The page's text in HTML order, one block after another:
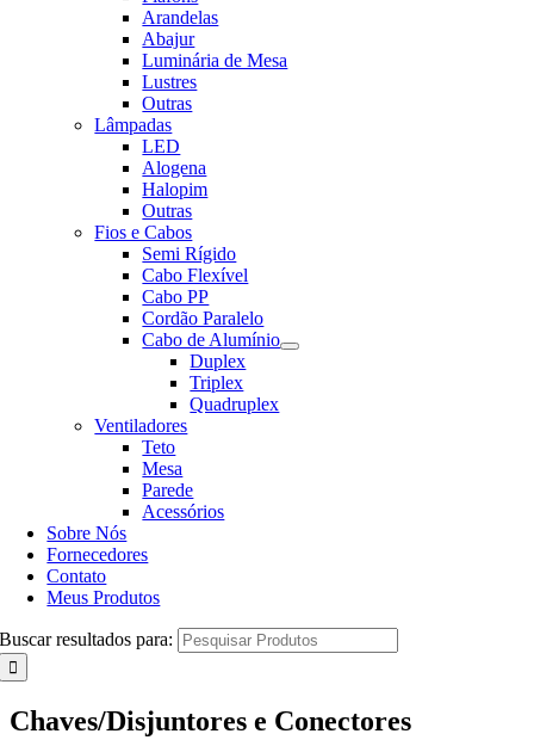
Arandelas
Abajur
Luminária de Mesa
Lustres
Outras
Lâmpadas
LED
Alogena
Halopim
Outras
Fios e Cabos
Semi Rígido
Cabo Flexível
Cabo PP
Cordão Paralelo
Cabo de Alumínio
Duplex
Triplex
Quadruplex
Ventiladores
Teto
Mesa
Parede
Acessórios
Sobre Nós
Fornecedores
Contato
Meus Produtos
Buscar resultados para:
Chaves/Disjuntores e Conectores